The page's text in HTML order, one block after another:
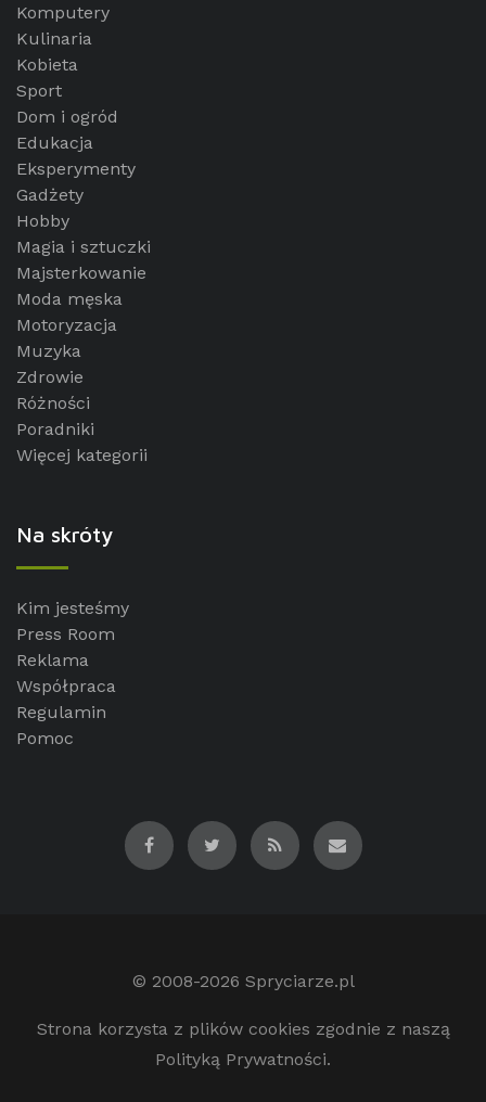
Komputery
Kulinaria
Kobieta
Sport
Dom i ogród
Edukacja
Eksperymenty
Gadżety
Hobby
Magia i sztuczki
Majsterkowanie
Moda męska
Motoryzacja
Muzyka
Zdrowie
Różności
Poradniki
Więcej kategorii
Na skróty
Kim jesteśmy
Press Room
Reklama
Współpraca
Regulamin
Pomoc
© 2008-2026 Spryciarze.pl
Strona korzysta z plików cookies zgodnie z naszą
Polityką Prywatności.